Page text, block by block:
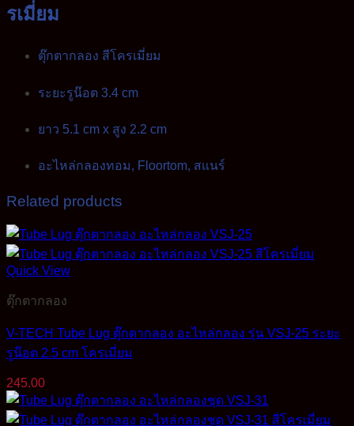
รเมี่ยม
ตุ๊กตากลอง สีโครเมี่ยม
ระยะรูน๊อต 3.4 cm
ยาว 5.1 cm x สูง 2.2 cm
อะไหล่กลองทอม, Floortom, สแนร์
Related products
Quick View
ตุ๊กตากลอง
V-TECH Tube Lug ตุ๊กตากลอง อะไหล่กลอง รุ่น VSJ-25 ระยะ
รูน๊อต 2.5 cm โครเมี่ยม
245.00